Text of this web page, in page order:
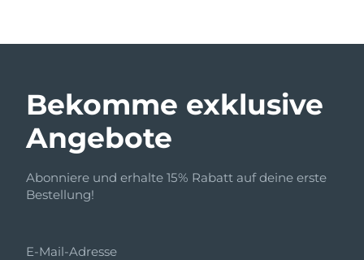
Bekomme exklusive
Angebote
Abonniere und erhalte 15% Rabatt auf deine erste
Bestellung!
E-Mail-Adresse